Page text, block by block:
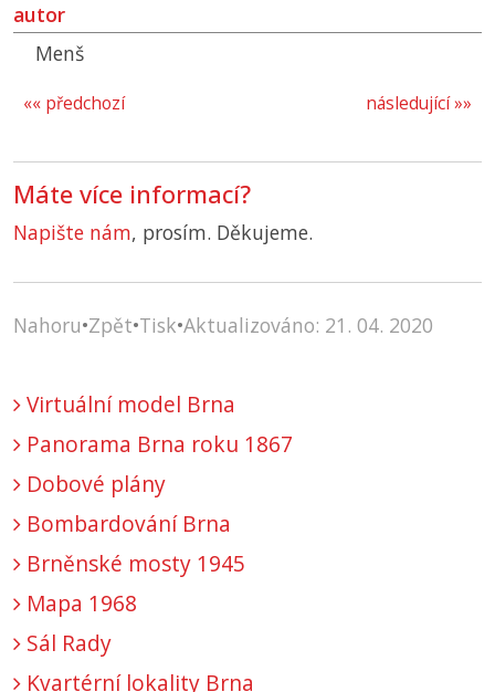
autor
Menš
následující »»
«« předchozí
Máte více informací?
Napište nám, prosím. Děkujeme.
Nahoru•Zpět•Tisk•Aktualizováno: 21. 04. 2020
Virtuální model Brna
Panorama Brna roku 1867
Dobové plány
Bombardování Brna
Brněnské mosty 1945
Mapa 1968
Sál Rady
Kvartérní lokality Brna